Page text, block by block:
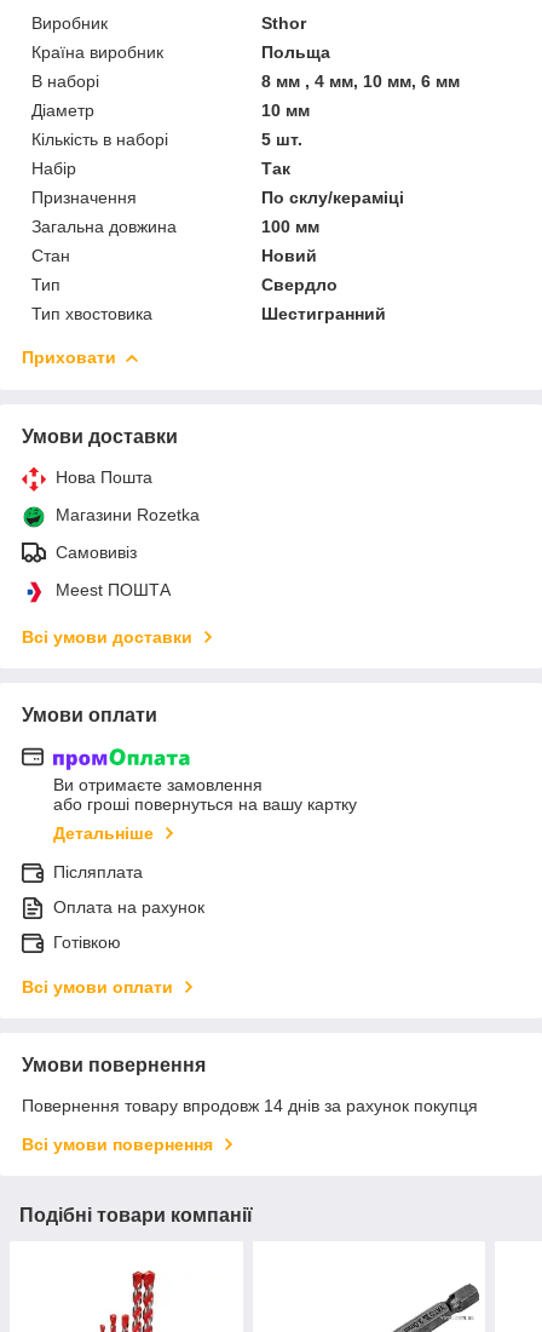
Виробник
Sthor
Країна виробник
Польща
В наборі
8 мм , 4 мм, 10 мм, 6 мм
Діаметр
10 мм
Кількість в наборі
5 шт.
Набір
Так
Призначення
По склу/кераміці
Загальна довжина
100 мм
Стан
Новий
Тип
Свердло
Тип хвостовика
Шестигранний
Приховати
Умови доставки
Нова Пошта
Магазини Rozetka
Самовивіз
Meest ПОШТА
Всі умови доставки
Умови оплати
Ви отримаєте замовлення
або гроші повернуться на вашу картку
Детальніше
Післяплата
Оплата на рахунок
Готівкою
Всі умови оплати
Умови повернення
Повернення товару впродовж 14 днів за рахунок покупця
Всі умови повернення
Подібні товари компанії